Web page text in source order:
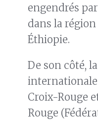
engendrés
dans la
Éthiopie.
De son côté,
internationale
Croix-Rouge
Rouge